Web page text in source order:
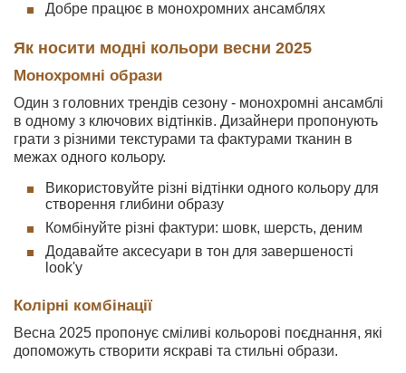
Добре працює в монохромних ансамблях
Як носити модні кольори весни 2025
Монохромні образи
Один з головних трендів сезону - монохромні ансамблі
в одному з ключових відтінків. Дизайнери пропонують
грати з різними текстурами та фактурами тканин в
межах одного кольору.
Використовуйте різні відтінки одного кольору для
створення глибини образу
Комбінуйте різні фактури: шовк, шерсть, деним
Додавайте аксесуари в тон для завершеності
look'у
Колірні комбінації
Весна 2025 пропонує сміливі кольорові поєднання, які
допоможуть створити яскраві та стильні образи.